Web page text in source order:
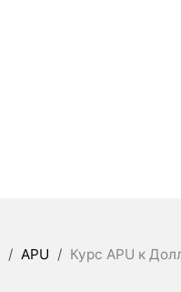
/ APU / Курс APU к